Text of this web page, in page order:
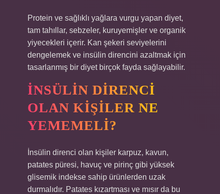
Protein ve sağlıklı yağlara vurgu yapan diyet,
tam tahıllar, sebzeler, kuruyemişler ve organik
yiyecekleri içerir. Kan şekeri seviyelerini
dengelemek ve insülin direncini azaltmak için
tasarlanmış bir diyet birçok fayda sağlayabilir.
İNSÜLIN DIRENCI
OLAN KIŞILER NE
YEMEMELI?
İnsülin direnci olan kişiler karpuz, kavun,
patates püresi, havuç ve pirinç gibi yüksek
glisemik indekse sahip ürünlerden uzak
durmalıdır. Patates kızartması ve mısır da bu